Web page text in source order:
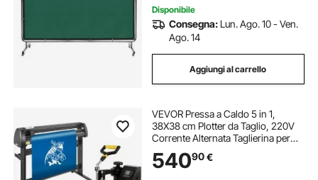
Disponibile
Consegna: Lun. Ago. 10 - Ven.
Ago. 14
Aggiungi al carrello
VEVOR Pressa a Caldo 5 in 1,
38X38 cm Plotter da Taglio, 220V
Corrente Alternata Taglierina per
Vinile da 135 cm con Software
Signmaster per Il Trasferimento su
54090€